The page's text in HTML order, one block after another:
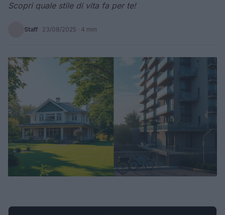
Scopri quale stile di vita fa per te!
Staff · 23/08/2025 · 4 min